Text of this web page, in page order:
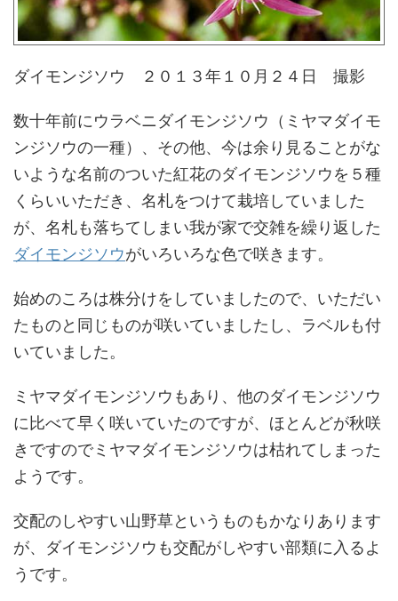
ダイモンジソウ ２０１３年１０月２４日 撮影
数十年前にウラベニダイモンジソウ（ミヤマダイモ
ンジソウの一種）、その他、今は余り見ることがな
いような名前のついた紅花のダイモンジソウを５種
くらいいただき、名札をつけて栽培していました
が、名札も落ちてしまい我が家で交雑を繰り返した
ダイモンジソウがいろいろな色で咲きます。
始めのころは株分けをしていましたので、いただい
たものと同じものが咲いていましたし、ラベルも付
いていました。
ミヤマダイモンジソウもあり、他のダイモンジソウ
に比べて早く咲いていたのですが、ほとんどが秋咲
きですのでミヤマダイモンジソウは枯れてしまった
ようです。
交配のしやすい山野草というものもかなりあります
が、ダイモンジソウも交配がしやすい部類に入るよ
うです。